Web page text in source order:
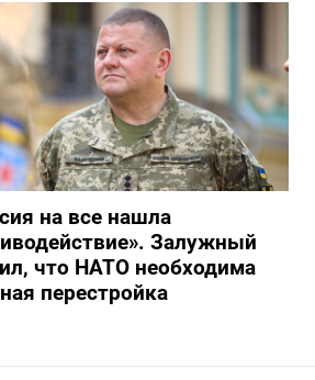
на все нашла
Залужный
что НАТО необходима
перестройка